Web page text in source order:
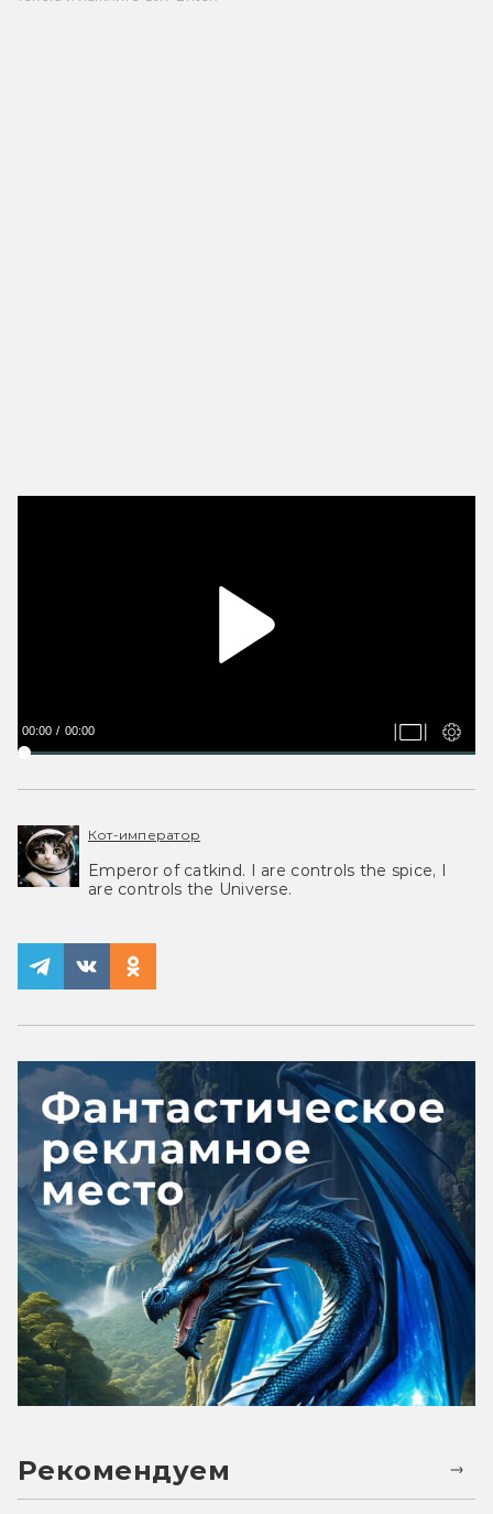
00:00 00:00
Кот-император
Emperor of catkind. I are controls the spice, I
are controls the Universe.
Рекомендуем